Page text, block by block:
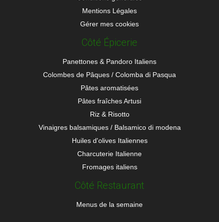
Mentions Légales
Gérer mes cookies
Côté Épicerie
Panettones & Pandoro Italiens
Colombes de Pâques / Colomba di Pasqua
Pâtes aromatisées
Pâtes fraîches Artusi
Riz & Risotto
Vinaigres balsamiques / Balsamico di modena
Huiles d'olives Italiennes
Charcuterie Italienne
Fromages italiens
Côté Restaurant
Menus de la semaine